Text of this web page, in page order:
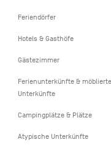
Feriendörfer
Hotels & Gasthöfe
Gästezimmer
Ferienunterkünfte & möblierte
Unterkünfte
Campingplätze & Plätze
Atypische Unterkünfte